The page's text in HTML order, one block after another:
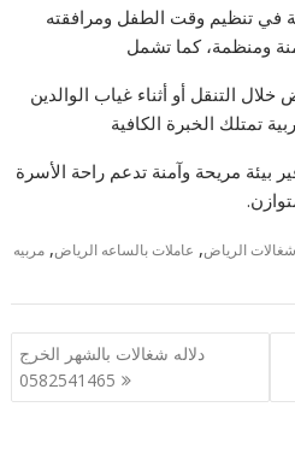
في تنظيم وقت الطفل ومرافقته
ومنظمة، كما تشمل
التنقل أو أثناء غياب الوالدين
تمتلك الخبرة الكافية
بيئة مريحة وآمنة تدعم راحة الأسرة
الرياض, عاملات بالساعه الرياض,مربيه
دلاله شغالات بالشهر الخرج
0582541465